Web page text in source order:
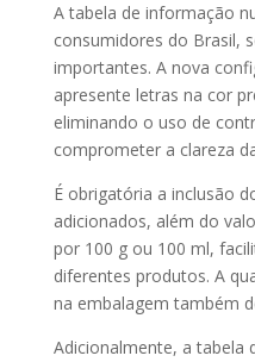
A tabela de informação
consumidores do Brasil,
importantes. A nova
apresente letras na cor
eliminando o uso de
comprometer a clareza
É obrigatória a inclusão
adicionados, além do
por 100 g ou 100 ml,
diferentes produtos. A
na embalagem também
Adicionalmente, a tabela